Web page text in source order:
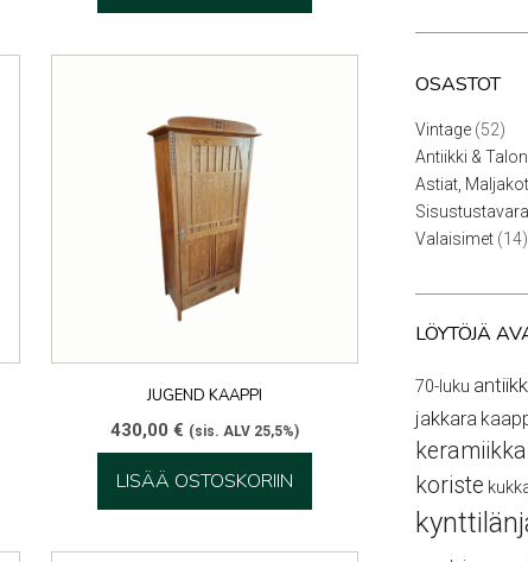
JUGEND KAAPPI
430,00€ (sis. ALV 25,5%)
LISÄÄ OSTOSKORIIN
OSASTOT
Vintage 5252
Antiikki &
Astiat,
Valaisimet 14
LÖYTÖJÄ
70-luku
jakkara
keramiikka
koriste